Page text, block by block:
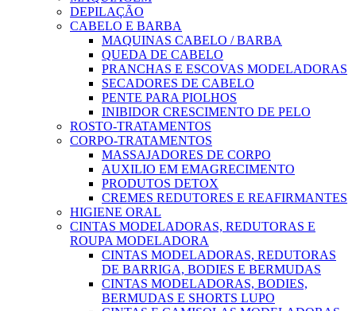
DEPILAÇÃO
CABELO E BARBA
MAQUINAS CABELO / BARBA
QUEDA DE CABELO
PRANCHAS E ESCOVAS MODELADORAS
SECADORES DE CABELO
PENTE PARA PIOLHOS
INIBIDOR CRESCIMENTO DE PELO
ROSTO-TRATAMENTOS
CORPO-TRATAMENTOS
MASSAJADORES DE CORPO
AUXILIO EM EMAGRECIMENTO
PRODUTOS DETOX
CREMES REDUTORES E REAFIRMANTES
HIGIENE ORAL
CINTAS MODELADORAS, REDUTORAS E
ROUPA MODELADORA
CINTAS MODELADORAS, REDUTORAS
DE BARRIGA, BODIES E BERMUDAS
CINTAS MODELADORAS, BODIES,
BERMUDAS E SHORTS LUPO